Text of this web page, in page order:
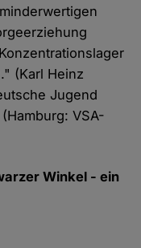
(Karl Heinz
Jugend
VSA-
Winkel - ein